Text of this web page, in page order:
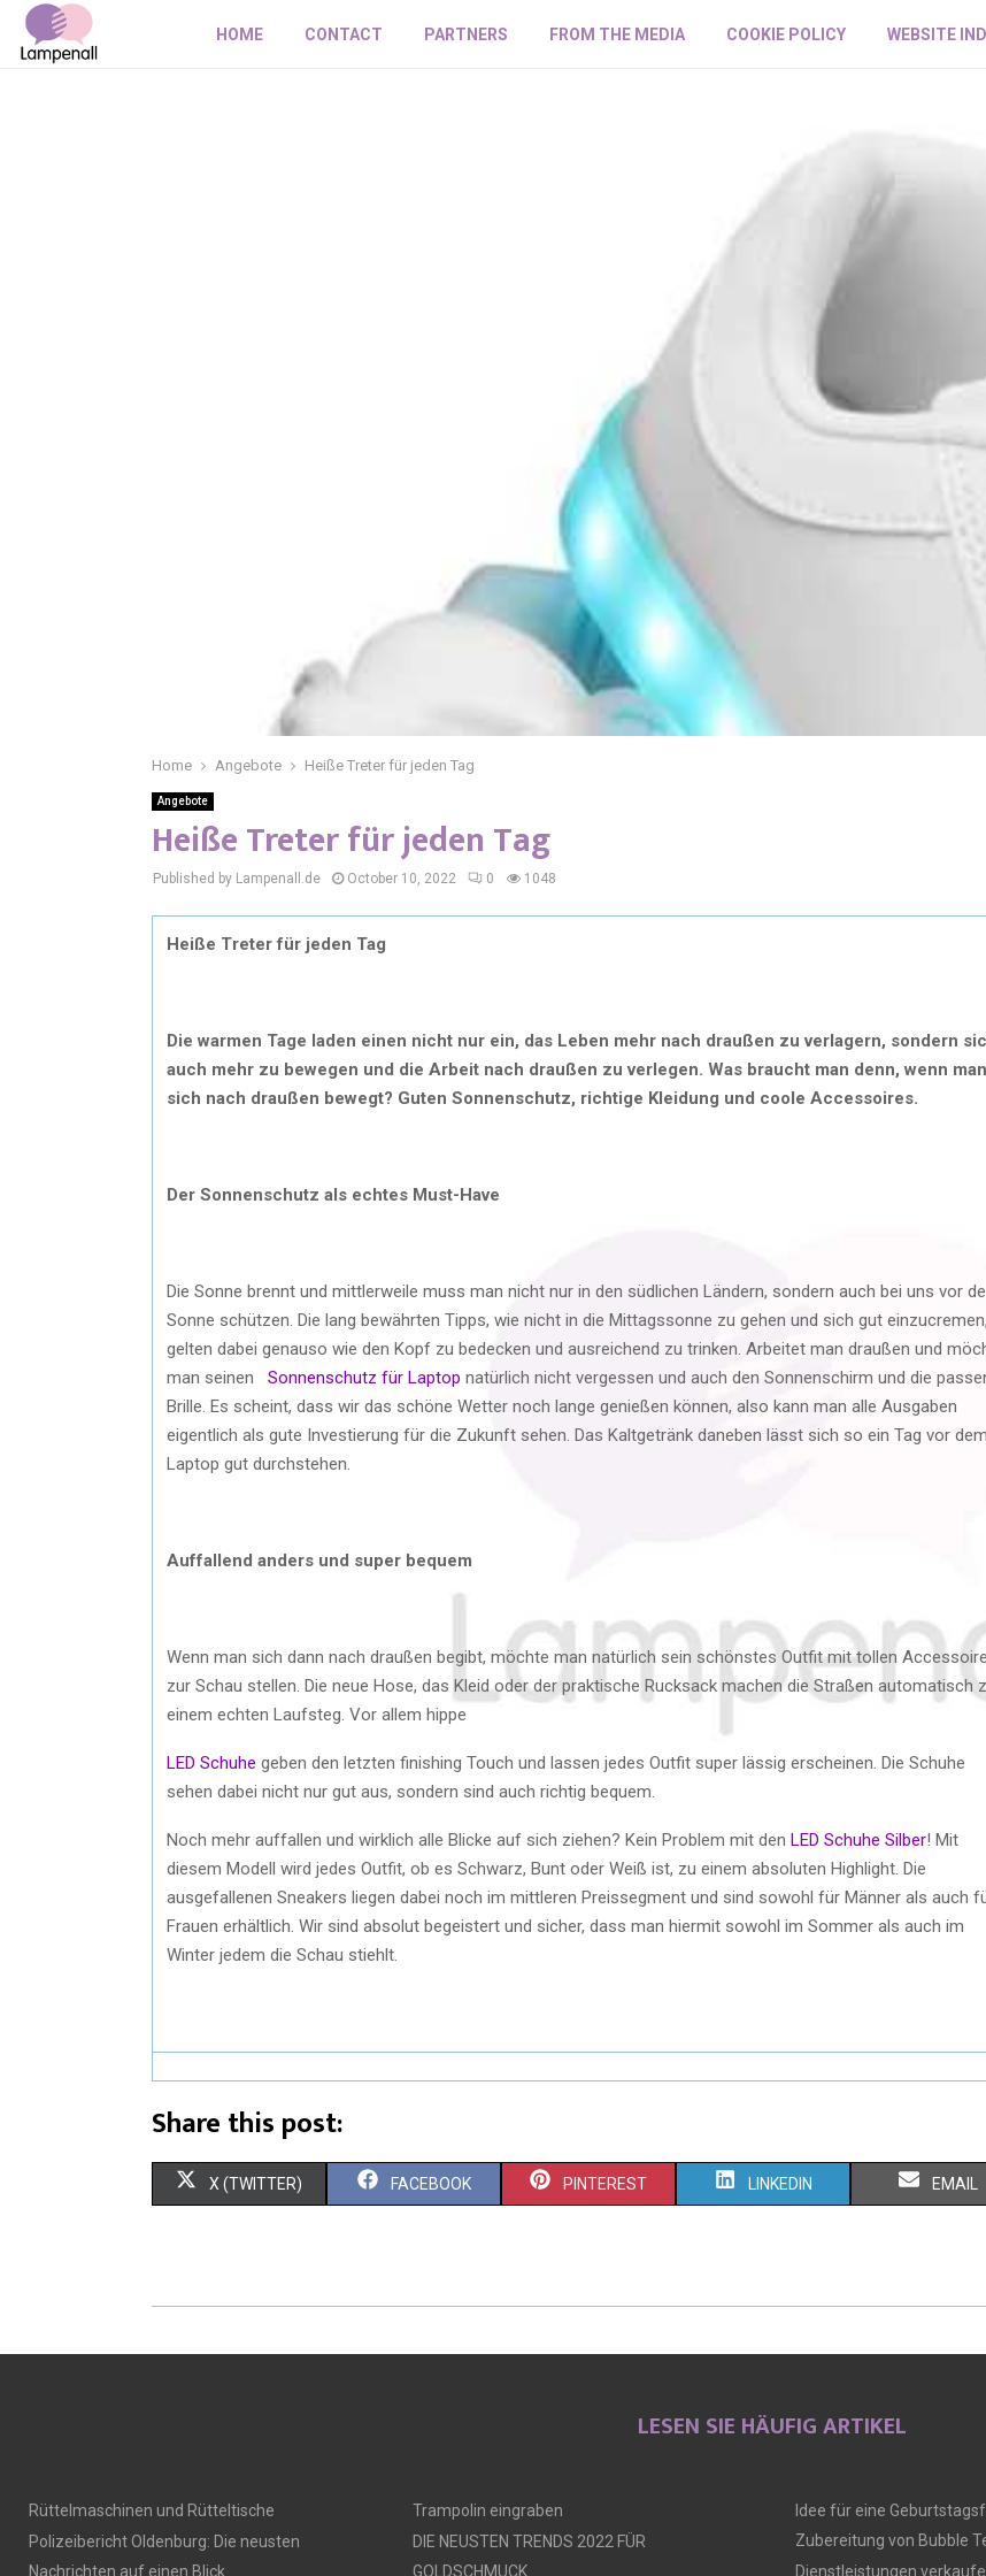
HOME CONTACT PARTNERS FROM THE MEDIA COOKIE POLICY WEBSITE
Home Angebote Heiße Treter für jeden Tag
Angebote
Heiße Treter für jeden Tag
Published by Lampenall.de October 10, 2022 0 1048
Heiße Treter für jeden Tag
Die warmen Tage laden einen nicht nur ein, das Leben mehr nach draußen zu verlagern, sondern
auch mehr zu bewegen und die Arbeit nach draußen zu verlegen. Was braucht man denn, wenn man
sich nach draußen bewegt? Guten Sonnenschutz, richtige Kleidung und coole Accessoires.
Der Sonnenschutz als echtes Must-Have
Die Sonne brennt und mittlerweile muss man nicht nur in den südlichen Ländern, sondern auch bei uns vor
Sonne schützen. Die lang bewährten Tipps, wie nicht in die Mittagssonne zu gehen und sich gut einzucremen,
gelten dabei genauso wie den Kopf zu bedecken und ausreichend zu trinken. Arbeitet man draußen und
man seinen Sonnenschutz für Laptop natürlich nicht vergessen und auch den Sonnenschirm und die
Brille. Es scheint, dass wir das schöne Wetter noch lange genießen können, also kann man alle Ausgaben
eigentlich als gute Investierung für die Zukunft sehen. Das Kaltgetränk daneben lässt sich so ein Tag vor dem
Laptop gut durchstehen.
Auffallend anders und super bequem
Wenn man sich dann nach draußen begibt, möchte man natürlich sein schönstes Outfit mit tollen
zur Schau stellen. Die neue Hose, das Kleid oder der praktische Rucksack machen die Straßen automatisch
einem echten Laufsteg. Vor allem hippe
LED Schuhe geben den letzten finishing Touch und lassen jedes Outfit super lässig erscheinen. Die Schuhe
sehen dabei nicht nur gut aus, sondern sind auch richtig bequem.
Noch mehr auffallen und wirklich alle Blicke auf sich ziehen? Kein Problem mit den LED Schuhe Silber! Mit
diesem Modell wird jedes Outfit, ob es Schwarz, Bunt oder Weiß ist, zu einem absoluten Highlight. Die
ausgefallenen Sneakers liegen dabei noch im mittleren Preissegment und sind sowohl für Männer als auch
Frauen erhältlich. Wir sind absolut begeistert und sicher, dass man hiermit sowohl im Sommer als auch im
Winter jedem die Schau stiehlt.
Share this post:
X (TWITTER) FACEBOOK PINTEREST LINKEDIN EMAIL
LESEN SIE HÄUFIG ARTIKEL
Rüttelmaschinen und Rütteltische
Polizeibericht Oldenburg: Die neusten
Nachrichten auf einen Blick
Trampolin eingraben
DIE NEUSTEN TRENDS 2022 FÜR
GOLDSCHMUCK
Idee für eine
Zubereitung von Bubble
Dienstleistungen